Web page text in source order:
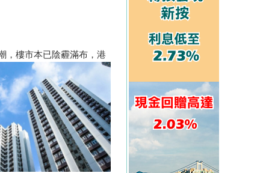
樓市本已陰霾滿布，港